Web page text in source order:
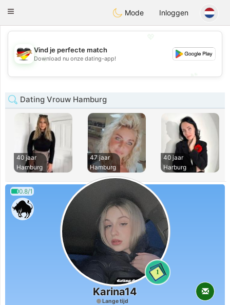
Deutsch Dating
Toggle
Mode Inloggen
💖
💕
Vind je perfecte match
Download nu onze dating-app!
Dating Vrouw Hamburg
40 jaar
Hamburg
47 jaar
Hamburg
40 jaar
Harburg
0.8/1
1
Karina14
Lange tijd